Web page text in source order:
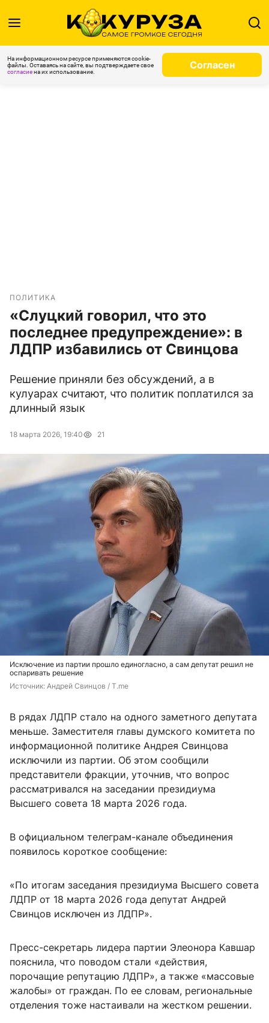
На информационном ресурсе применяются cookie-
файлы. Оставаясь на сайте, вы подтверждаете свое
согласиена их использование.
Согласен
ПОЛИТИКА
«Слуцкий говорил, что это
последнее предупреждение»: в
ЛДПР избавились от Свинцова
Решение приняли без обсуждений, а в
кулуарах считают, что политик поплатился за
длинный язык
18 марта 2026, 19:40 21
Исключение из партии прошло единогласно, а сам депутат решил не
оспаривать решение
Источник: Андрей Свинцов / T.me
В рядах ЛДПР стало на одного заметного депутата
меньше. Заместителя главы думского комитета по
информационной политике Андрея Свинцова
исключили из партии. Об этом сообщили
представители фракции, уточнив, что вопрос
рассматривался на заседании президиума
Высшего совета 18 марта 2026 года.
В официальном телеграм-канале объединения
появилось короткое сообщение:
«По итогам заседания президиума Высшего совета
ЛДПР от 18 марта 2026 года депутат Андрей
Свинцов исключен из ЛДПР».
Пресс-секретарь лидера партии Элеонора Кавшар
пояснила, что поводом стали «действия,
порочащие репутацию ЛДПР», а также «массовые
жалобы» от граждан. По ее словам, региональные
отделения тоже настаивали на жестком решении.